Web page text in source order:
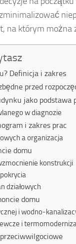
na którym
Definicja i zakres
przed
jako podstawa
w diagnozie
i zakres prac
a organizacja
domu
konstrukcji
działowych
domu
i wodno-
i